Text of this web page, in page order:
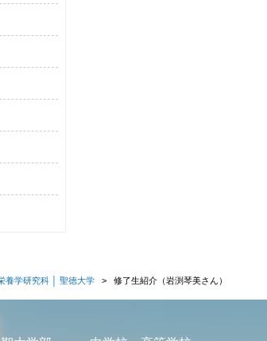
養学研究科 │ 聖徳大学 修了生紹介（岩渕琴美さん）